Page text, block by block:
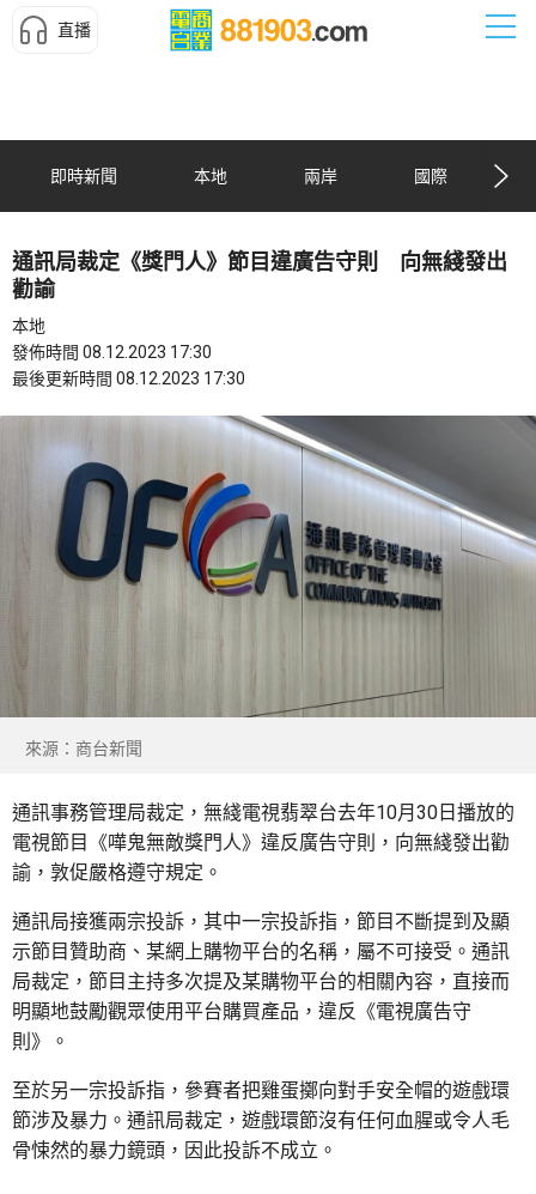
直播
即時新聞 本地 兩岸 國際
通訊局裁定《獎門人》節目違廣告守則 向無綫發出
勸諭
本地
發佈時間 08.12.2023 17:30
最後更新時間 08.12.2023 17:30
來源：商台新聞
通訊事務管理局裁定，無綫電視翡翠台去年10月30日播放的
電視節目《嘩鬼無敵獎門人》違反廣告守則，向無綫發出勸
諭，敦促嚴格遵守規定。
通訊局接獲兩宗投訴，其中一宗投訴指，節目不斷提到及顯
示節目贊助商、某網上購物平台的名稱，屬不可接受。通訊
局裁定，節目主持多次提及某購物平台的相關內容，直接而
明顯地鼓勵觀眾使用平台購買產品，違反《電視廣告守
則》。
至於另一宗投訴指，參賽者把雞蛋擲向對手安全帽的遊戲環
節涉及暴力。通訊局裁定，遊戲環節沒有任何血腥或令人毛
骨悚然的暴力鏡頭，因此投訴不成立。